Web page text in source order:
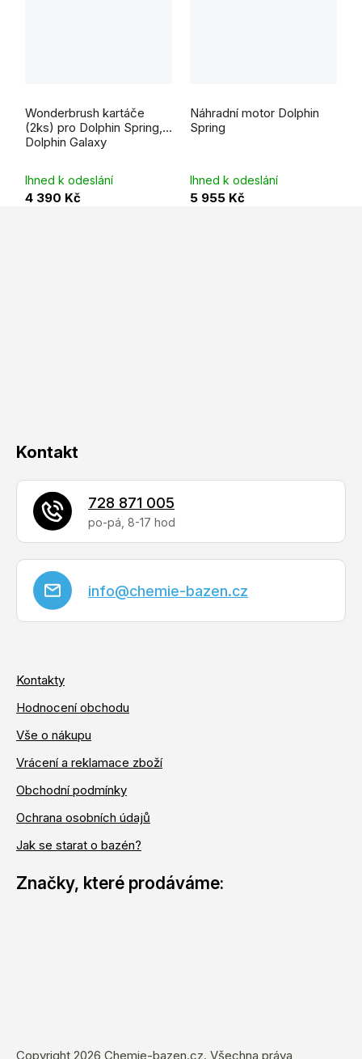
Wonderbrush kartáče
(2ks) pro Dolphin Spring,
Dolphin Galaxy
Ihned k odeslání
4 390 Kč
Náhradní motor Dolphin
Spring
Ihned k odeslání
5 955 Kč
Kontakt
info@chemie-bazen.cz
728 871 005
Kontakty
Hodnocení obchodu
Vše o nákupu
Vrácení a reklamace zboží
Obchodní podmínky
Ochrana osobních údajů
Jak se starat o bazén?
Copyright 2026 Chemie-bazen.cz. Všechna práva